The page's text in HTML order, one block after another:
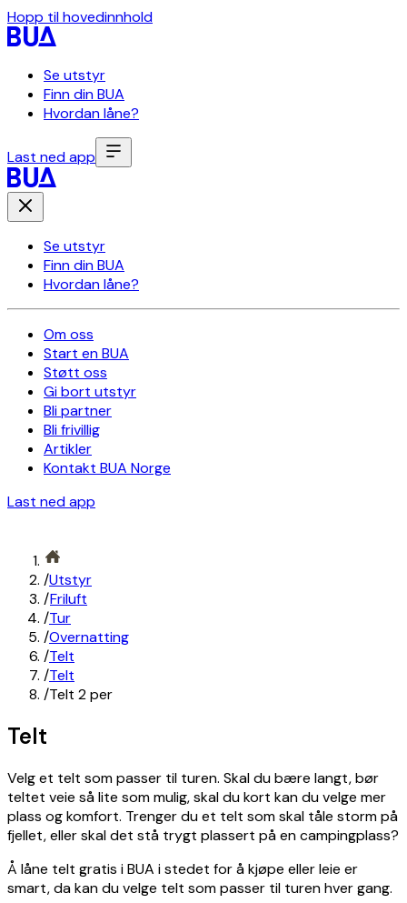
Hopp til hovedinnhold
Se utstyr
Finn din BUA
Hvordan låne?
Last ned app
Se utstyr
Finn din BUA
Hvordan låne?
Om oss
Start en BUA
Støtt oss
Gi bort utstyr
Bli partner
Bli frivillig
Artikler
Kontakt BUA Norge
Last ned app
/Utstyr
/Friluft
/Tur
/Overnatting
/Telt
/Telt
/Telt 2 per
Telt
Velg et telt som passer til turen. Skal du bære langt, bør
teltet veie så lite som mulig, skal du kort kan du velge mer
plass og komfort. Trenger du et telt som skal tåle storm på
fjellet, eller skal det stå trygt plassert på en campingplass?
Å låne telt gratis i BUA i stedet for å kjøpe eller leie er
smart, da kan du velge telt som passer til turen hver gang.